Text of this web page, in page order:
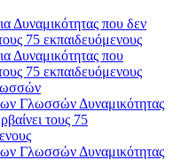
Δυναμικότητας που δεν
75 εκπαιδευόμενους
Δυναμικότητας που
75 εκπαιδευόμενους
Γλωσσών Δυναμικότητας
τους 75
Γλωσσών Δυναμικότητας